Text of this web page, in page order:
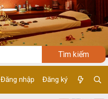
Đăng nhập Đăng ký